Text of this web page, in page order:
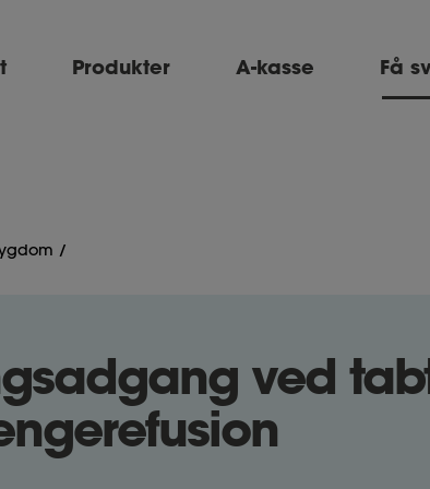
Produkter A-kasse Få
ved